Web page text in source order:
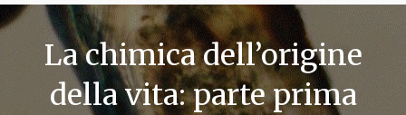
La chimica dell’origine
della vita: parte prima